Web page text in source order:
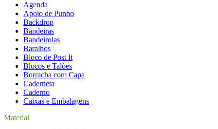
Agenda
Apoio de Punho
Backdrop
Bandeiras
Bandeirolas
Baralhos
Bloco de Post It
Blocos e Talões
Borracha com Capa
Caderneta
Caderno
Caixas e Embalagens
Material